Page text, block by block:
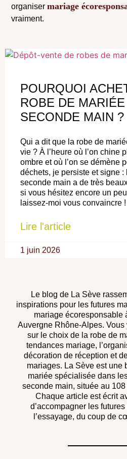
organisermariage
vraiment.
POURQUOI
ROBE DE
SECONDE MAIN ?
Qui a dit que la robe de
vie ? À l’heure où l’on chine
ombre et où l’on se démène
déchets, je persiste et signe
seconde main a de très
si vous hésitez encore un
laissez-moi vous convaincre !
Lire l'article
1 juin 2026
Le blog de La Sève
inspirations pour les futures
mariage écoresponsable
Auvergne Rhône-Alpes.
sur le choix de la robe de
tendances mariage,
décoration de réception et
mariages. La Sève est une
mariée spécialisée dans
seconde main, située au
Chaque article est écrit
d’accompagner les
l’essayage, du coup de